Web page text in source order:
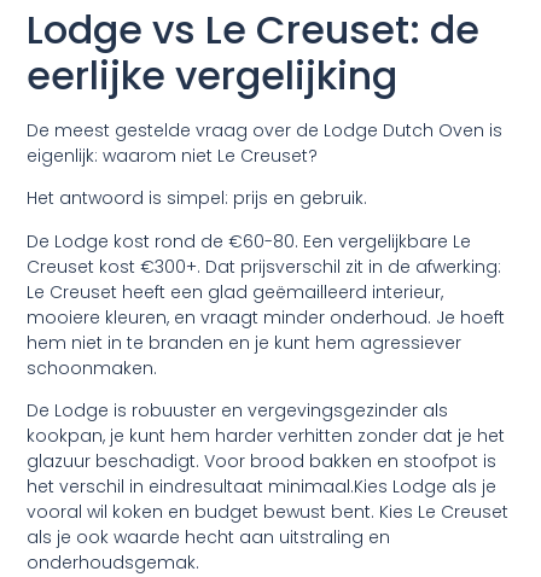
Lodge vs Le Creuset: de
eerlijke vergelijking
De meest gestelde vraag over de Lodge Dutch Oven is
eigenlijk: waarom niet Le Creuset?
Het antwoord is simpel: prijs en gebruik.
De Lodge kost rond de €60-80. Een vergelijkbare Le
Creuset kost €300+. Dat prijsverschil zit in de afwerking:
Le Creuset heeft een glad geëmailleerd interieur,
mooiere kleuren, en vraagt minder onderhoud. Je hoeft
hem niet in te branden en je kunt hem agressiever
schoonmaken.
De Lodge is robuuster en vergevingsgezinder als
kookpan, je kunt hem harder verhitten zonder dat je het
glazuur beschadigt. Voor brood bakken en stoofpot is
het verschil in eindresultaat minimaal.Kies Lodge als je
vooral wil koken en budget bewust bent. Kies Le Creuset
als je ook waarde hecht aan uitstraling en
onderhoudsgemak.